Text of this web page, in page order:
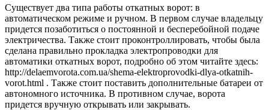
Существует два типа работы откатных ворот: в
автоматическом режиме и ручном. В первом случае владельцу
придется позаботиться о постоянной и бесперебойной подаче
электричества. Также стоит проконтроллировать, чтобы была
сделана правильно прокладка электропроводки для
автоматики откатных ворот, подробно об этом читайте здесь:
http://delaemvorota.com.ua/shema-elektroprovodki-dlya-otkatnih-
vorot.html . Также стоит поставить дополнительные батареи от
автономного источника. В противном случае, ворота
придется вручную открывать или закрывать.